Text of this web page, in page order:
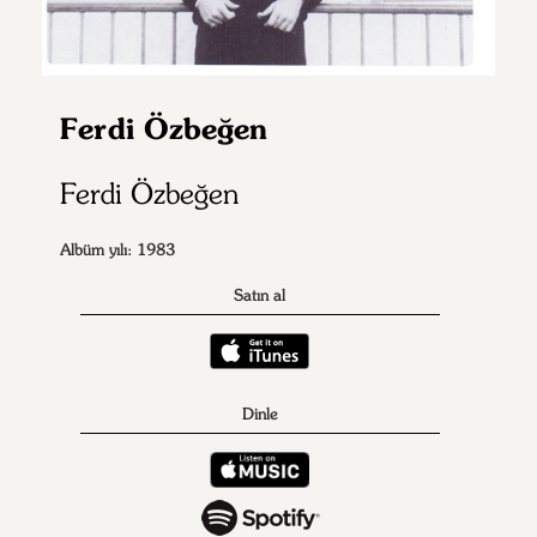
Ferdi Özbeğen
Ferdi Özbeğen
Albüm yılı: 1983
Satın al
Dinle